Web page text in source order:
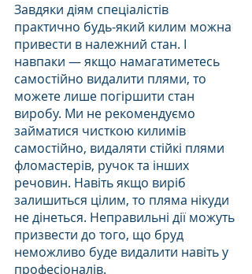
Завдяки діям спеціалістів
практично будь-який килим можна
привести в належний стан. І
навпаки — якщо намагатиметесь
самостійно видалити плями, то
можете лише погіршити стан
виробу. Ми не рекомендуємо
займатися чисткою килимів
самостійно, видаляти стійкі плями
фломастерів, ручок та інших
речовин. Навіть якщо виріб
залишиться цілим, то пляма нікуди
не дінеться. Неправильні дії можуть
призвести до того, що бруд
неможливо буде видалити навіть у
професіоналів.